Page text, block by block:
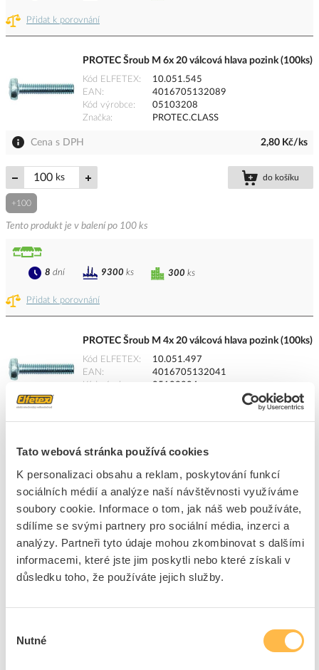
Tato webová stránka používá cookies
K personalizaci obsahu a reklam, poskytování funkcí
sociálních médií a analýze naší návštěvnosti využíváme
soubory cookie. Informace o tom, jak náš web používáte,
sdílíme se svými partnery pro sociální média, inzerci a
analýzy. Partneři tyto údaje mohou zkombinovat s dalšími
informacemi, které jste jim poskytli nebo které získali v
důsledku toho, že používáte jejich služby.
souhlasu
Nutné
Přidat k porovnání
PROTEC Šroub M 6x 20 válcová hlava pozink (100ks)
Kód ELFETEX
10.051.545
EAN
4016705132089
Kód výrobce
05103208
Značka
PROTEC.CLASS
Cena s DPH 2,80 Kč/ks
ks do košíku
+100
Tento produkt je v balení po 100 ks
Přidat k porovnání
300 ks
8 dní 9300 ks
PROTEC Šroub M 4x 20 válcová hlava pozink (100ks)
Kód ELFETEX
10.051.497
EAN
4016705132041
Cena s DPH 1,37 Kč/ks
ks
Tento produkt je v balení po 100 ks
Přidat k porovnání